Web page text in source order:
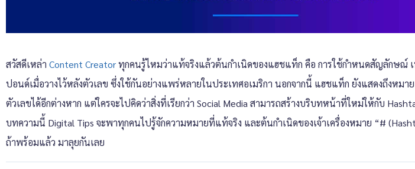
สวัสดีเหล่า Content Creatorทุกคนรู้ไหมว่าแท้จริงแล้วต้นกำเนิดของแฮชแท็ก คือ การใช้กำหนดสัญลักษณ์
ปอนด์เมื่อวางไว้หลังตัวเลข ซึ่งใช้กันอย่างแพร่หลายในประเทศอเมริกา นอกจากนี้ แฮชแท็ก ยังแสดงถึงหมาย
ตัวเลขได้อีกต่างหาก แต่ใครจะไปคิดว่าสิ่งที่เรียกว่า Social Media สามารถสร้างบริบทหน้าที่ใหม่ให้กับ
บทความนี้ Digital Tips จะพาทุกคนไปรู้จักความหมายที่แท้จริง และต้นกำเนิดของเจ้าเครื่องหมาย “#
ถ้าพร้อมแล้ว มาลุยกันเลย